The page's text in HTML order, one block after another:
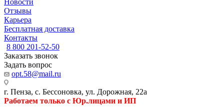
Новости
Отзывы
Карьера
Бесплатная доставка
Контакты
8 800 201-52-50
Заказать звонок
Задать вопрос
opt.58@mail.ru
г. Пенза, с. Бессоновка, ул. Дорожная, 22а
Работаем только с Юр.лицами и ИП